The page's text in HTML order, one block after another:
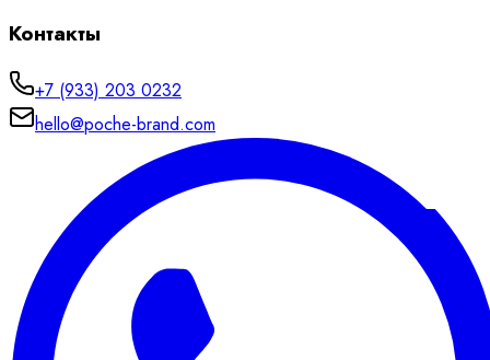
Контакты
+7 (933) 203 0232
hello@poche-brand.com